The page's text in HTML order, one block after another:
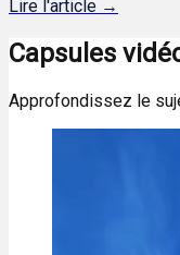
Lire l'article →
Capsules
Approfondissez le